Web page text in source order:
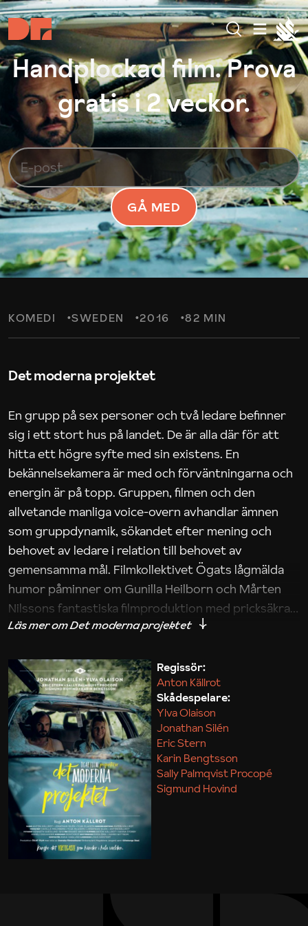
Handplockad film. Prova
gratis i 2 veckor.
GÅ MED
KOMEDI SWEDEN 2016 82 MIN
Det moderna projektet
En grupp på sex personer och två ledare befinner
sig i ett stort hus på landet. De är alla där för att
hitta ett högre syfte med sin existens. En
bekännelsekamera är med och förväntningarna och
energin är på topp. Gruppen, filmen och den
allvetande manliga voice-overn avhandlar ämnen
som gruppdynamik, sökandet efter mening och
behovet av ledare i relation till behovet av
gemensamma mål. Filmkollektivet Ögats lågmälda
humor påminner om Gunilla Heilborn och Mårten
Nilssons fantastiska filmproduktion med pricksäkra
iakttagelser om hur svårt det kan vara att omsätta
Maja Kekonius
Regissör:
Anton Källrot
Skådespelare:
Ylva Olaison
Jonathan Silén
Eric Stern
Karin Bengtsson
Sally Palmqvist Procopé
Sigmund Hovind